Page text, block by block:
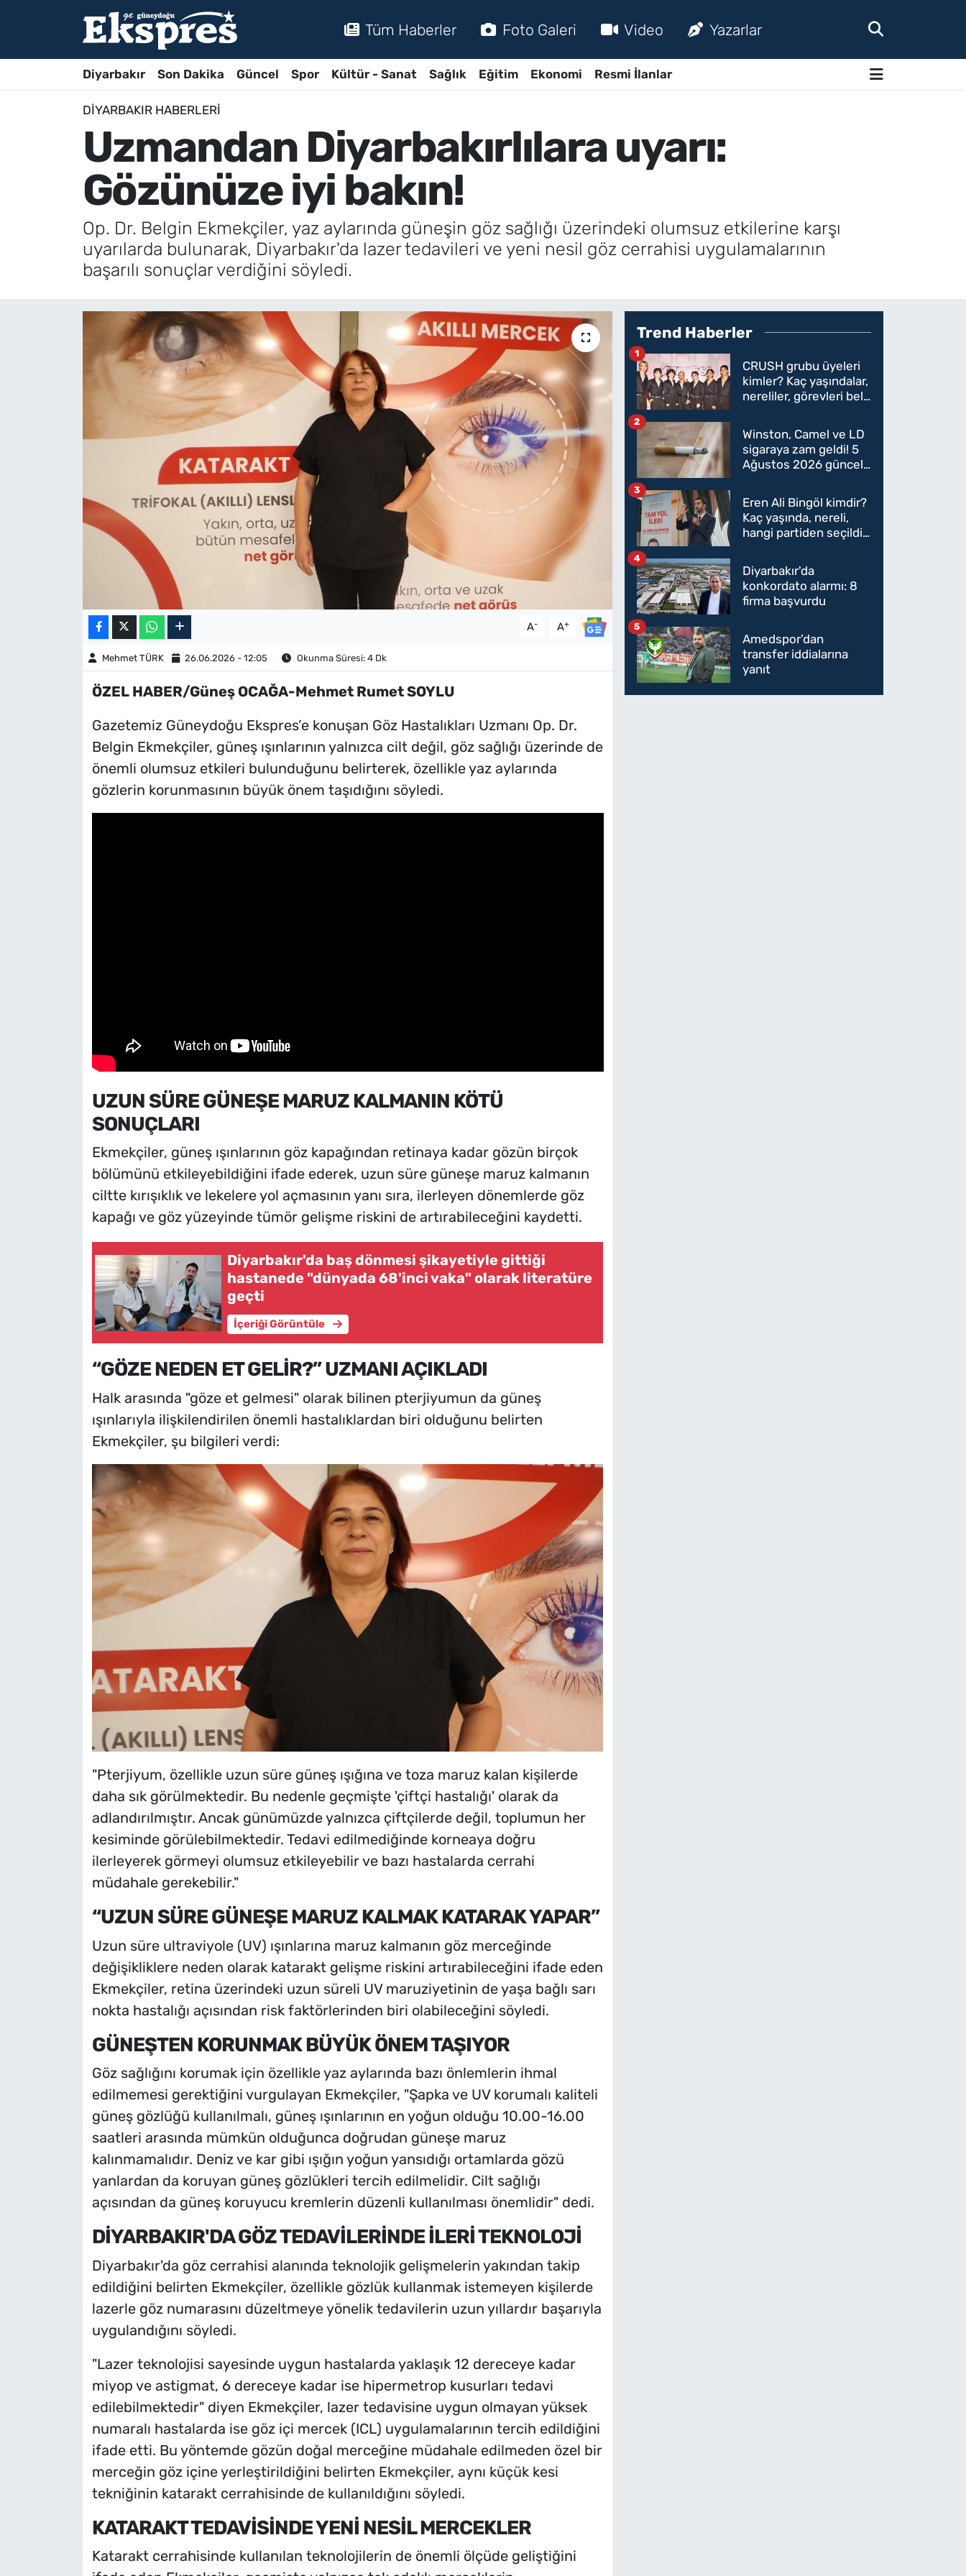
Tüm Haberler Foto Galeri Video Yazarlar
Diyarbakır Son Dakika Güncel Spor Kültür - Sanat Sağlık Eğitim Ekonomi Resmi İlanlar
DIYARBAKIR HABERLERI
Uzmandan Diyarbakırlılara uyarı:
Gözünüze iyi bakın!
Op. Dr. Belgin Ekmekçiler, yaz aylarında güneşin göz sağlığı üzerindeki olumsuz etkilerine karşı
uyarılarda bulunarak, Diyarbakır'da lazer tedavileri ve yeni nesil göz cerrahisi uygulamalarının
başarılı sonuçlar verdiğini söyledi.
A- A+
Mehmet TÜRK 26.06.2026 - 12:05 Okunma Süresi: 4 Dk
ÖZEL HABER/Güneş OCAĞA-Mehmet Rumet SOYLU
Gazetemiz Güneydoğu Ekspres’e konuşan Göz Hastalıkları Uzmanı Op. Dr.
Belgin Ekmekçiler, güneş ışınlarının yalnızca cilt değil, göz sağlığı üzerinde de
önemli olumsuz etkileri bulunduğunu belirterek, özellikle yaz aylarında
gözlerin korunmasının büyük önem taşıdığını söyledi.
UZUN SÜRE GÜNEŞE MARUZ KALMANIN KÖTÜ
SONUÇLARI
Ekmekçiler, güneş ışınlarının göz kapağından retinaya kadar gözün birçok
bölümünü etkileyebildiğini ifade ederek, uzun süre güneşe maruz kalmanın
ciltte kırışıklık ve lekelere yol açmasının yanı sıra, ilerleyen dönemlerde göz
kapağı ve göz yüzeyinde tümör gelişme riskini de artırabileceğini kaydetti.
Diyarbakır'da baş dönmesi şikayetiyle gittiği
hastanede "dünyada 68'inci vaka" olarak literatüre
geçti
İçeriği Görüntüle
“GÖZE NEDEN ET GELİR?” UZMANI AÇIKLADI
Halk arasında "göze et gelmesi" olarak bilinen pterjiyumun da güneş
ışınlarıyla ilişkilendirilen önemli hastalıklardan biri olduğunu belirten
Ekmekçiler, şu bilgileri verdi:
"Pterjiyum, özellikle uzun süre güneş ışığına ve toza maruz kalan kişilerde
daha sık görülmektedir. Bu nedenle geçmişte 'çiftçi hastalığı' olarak da
adlandırılmıştır. Ancak günümüzde yalnızca çiftçilerde değil, toplumun her
kesiminde görülebilmektedir. Tedavi edilmediğinde korneaya doğru
ilerleyerek görmeyi olumsuz etkileyebilir ve bazı hastalarda cerrahi
müdahale gerekebilir."
“UZUN SÜRE GÜNEŞE MARUZ KALMAK KATARAK YAPAR”
Uzun süre ultraviyole (UV) ışınlarına maruz kalmanın göz merceğinde
değişikliklere neden olarak katarakt gelişme riskini artırabileceğini ifade eden
Ekmekçiler, retina üzerindeki uzun süreli UV maruziyetinin de yaşa bağlı sarı
nokta hastalığı açısından risk faktörlerinden biri olabileceğini söyledi.
GÜNEŞTEN KORUNMAK BÜYÜK ÖNEM TAŞIYOR
Göz sağlığını korumak için özellikle yaz aylarında bazı önlemlerin ihmal
edilmemesi gerektiğini vurgulayan Ekmekçiler, "Şapka ve UV korumalı kaliteli
güneş gözlüğü kullanılmalı, güneş ışınlarının en yoğun olduğu 10.00-16.00
saatleri arasında mümkün olduğunca doğrudan güneşe maruz
kalınmamalıdır. Deniz ve kar gibi ışığın yoğun yansıdığı ortamlarda gözü
yanlardan da koruyan güneş gözlükleri tercih edilmelidir. Cilt sağlığı
açısından da güneş koruyucu kremlerin düzenli kullanılması önemlidir" dedi.
DİYARBAKIR'DA GÖZ TEDAVİLERİNDE İLERİ TEKNOLOJİ
Diyarbakır'da göz cerrahisi alanında teknolojik gelişmelerin yakından takip
edildiğini belirten Ekmekçiler, özellikle gözlük kullanmak istemeyen kişilerde
lazerle göz numarasını düzeltmeye yönelik tedavilerin uzun yıllardır başarıyla
uygulandığını söyledi.
"Lazer teknolojisi sayesinde uygun hastalarda yaklaşık 12 dereceye kadar
miyop ve astigmat, 6 dereceye kadar ise hipermetrop kusurları tedavi
edilebilmektedir" diyen Ekmekçiler, lazer tedavisine uygun olmayan yüksek
numaralı hastalarda ise göz içi mercek (ICL) uygulamalarının tercih edildiğini
ifade etti. Bu yöntemde gözün doğal merceğine müdahale edilmeden özel bir
merceğin göz içine yerleştirildiğini belirten Ekmekçiler, aynı küçük kesi
tekniğinin katarakt cerrahisinde de kullanıldığını söyledi.
KATARAKT TEDAVİSİNDE YENİ NESİL MERCEKLER
Katarakt cerrahisinde kullanılan teknolojilerin de önemli ölçüde geliştiğini
Trend Haberler
CRUSH grubu üyeleri
kimler? Kaç yaşındalar,
nereliler, görevleri belli
1
Winston, Camel ve LD
sigaraya zam geldi! 5
Ağustos 2026 güncel
oldu
2
Eren Ali Bingöl kimdir?
Kaç yaşında, nereli,
hangi partiden seçildi?
Parti'ye mi geçecek?
3
Diyarbakır'da
konkordato alarmı: 8
firma başvurdu
4
Amedspor’dan
transfer iddialarına
yanıt
5